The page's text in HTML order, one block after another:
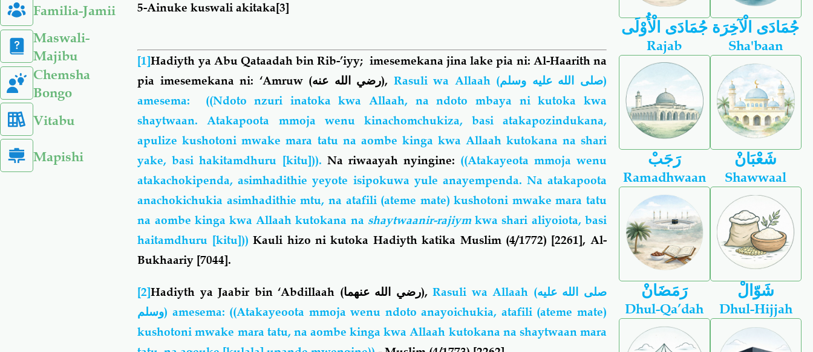
Familia-Jamii
Maswali-
Majibu
Chemsha
Bongo
Vitabu
Mapishi
5-Ainuke kuswali akitaka[3]
[1]Hadiyth ya Abu Qataadah bin Rib-’iyy; imesemekana jina lake pia ni: Al-Haarith na
pia imesemekana ni: ‘Amruw
(رضي الله عنه), Rasuli wa Allaah (صلى الله عليه وسلم)
amesema:
((Ndoto nzuri inatoka kwa Allaah, na ndoto mbaya ni kutoka kwa
shaytwaan. Atakapoota mmoja wenu kinachomchukiza, basi atakapozindukana,
apulize kushotoni mwake mara tatu na aombe kinga kwa Allaah kutokana na shari
yake, basi hakitamdhuru [kitu])). Na riwaayah nyingine: ((Atakayeota mmoja wenu
atakachokipenda, asimhadithie yeyote isipokuwa yule anayempenda. Na atakapoota
anachokichukia asimhadithie mtu, na atafili (ateme mate) kushotoni mwake mara tatu
na aombe kinga kwa Allaah kutokana na shaytwaanir-rajiymkwa shari aliyoiota, basi
haitamdhuru [kitu]))Kauli hizo ni kutoka Hadiyth katika Muslim (4/1772) [2261], Al-
Bukhaariy [7044].
[2]Hadiyth ya Jaabir bin ‘Abdillaah (رضي الله عنهما),Rasuli wa Allaah (صلى الله عليه
وسلم) amesema: ((Atakayeoota mmoja wenu ndoto anayoichukia, atafili (ateme mate)
kushotoni mwake mara tatu, na aombe kinga kwa Allaah kutokana na shaytwaan mara
جُمَادَى الْأُوْلَى جُمَادَى الْآخِرَة
Rajab
رَجَبْ
Sha'baan
شَعْبَانْ
Ramadhwaan
رَمَضَانْ
Shawwaal
شَوّالْ
Dhul-Qa’dah Dhul-Hijjah